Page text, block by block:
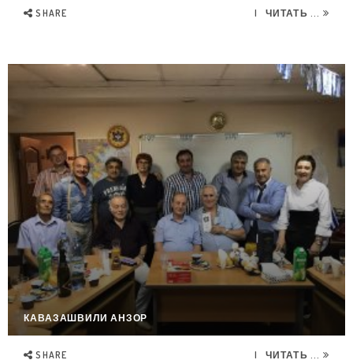
SHARE ЧИТАТЬ ...
КАВАЗАШВИЛИ АНЗОР
SHARE ЧИТАТЬ ...